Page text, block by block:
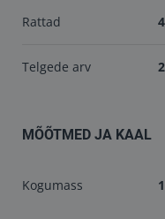
Rattad
Telgede arv 2
MÕÕTMED JA KAAL
Kogumass